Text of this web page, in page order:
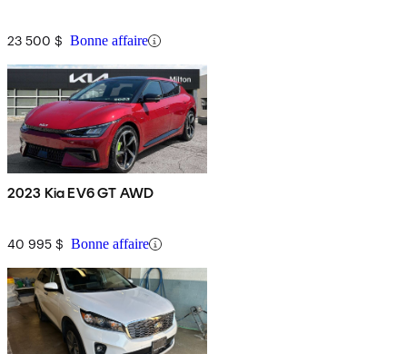
23 500 $ Bonne affaire
2023 Kia EV6 GT AWD
40 995 $ Bonne affaire